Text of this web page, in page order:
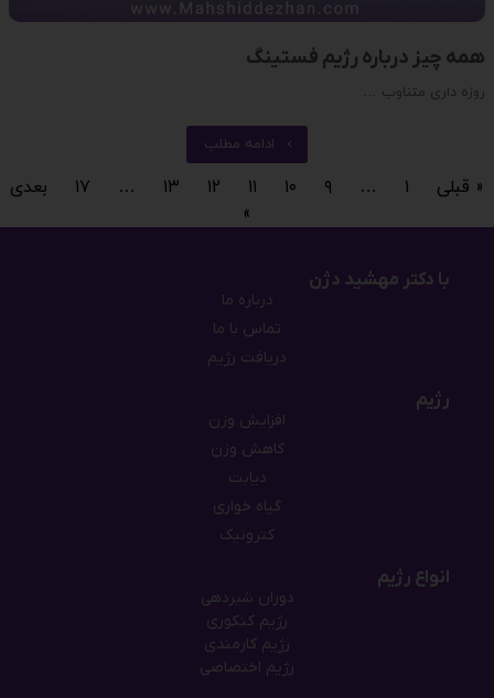
همه چیز درباره رژیم فستینگ
روزه داری متناوب …
ادامه مطلب
« قبلی ۱ … ۹ ۱۰ ۱۱ ۱۲ ۱۳ … ۱۷
بعدی
»
با دکتر مهشید دژن
درباره ما
تماس با ما
دریافت رژیم
رژیم
افزایش وزن
کاهش وزن
دیابت
گیاه خواری
کترونیک
انواع رژیم
دوران شیردهی
رژیم کنکوری
رژیم کارمندی
رژیم اختصاصی